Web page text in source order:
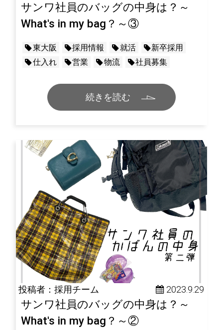
サンワ社員のバッグの中身は？～
What's in my bag？～③
東大阪 採用情報 就活
新卒採用
仕入れ
営業 物流 社員募集
続きを読む
投稿者：採用チーム 2023.9.29
サンワ社員のバッグの中身は？～
What's in my bag？～②